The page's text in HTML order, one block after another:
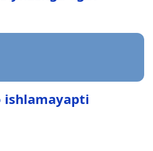
ishlamayapti